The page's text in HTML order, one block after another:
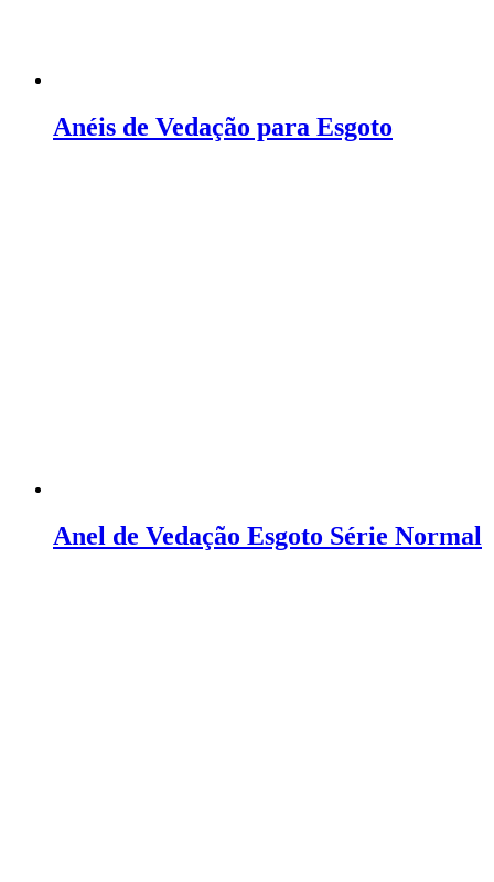
Anéis de Vedação para Esgoto
Anel de Vedação Esgoto Série Normal